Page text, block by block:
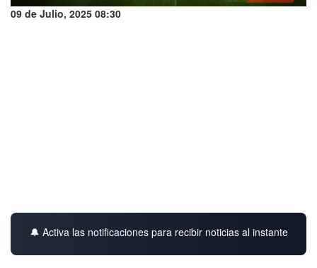
09 de Julio, 2025 08:30
🔔 Activa las notificaciones para recibir noticias al instante